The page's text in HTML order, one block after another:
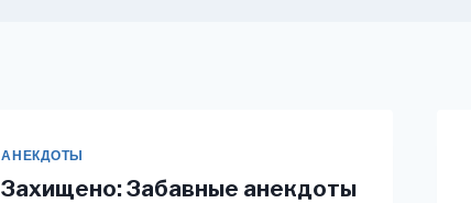
АНЕКДОТЫ
Захищено: Забавные анекдоты